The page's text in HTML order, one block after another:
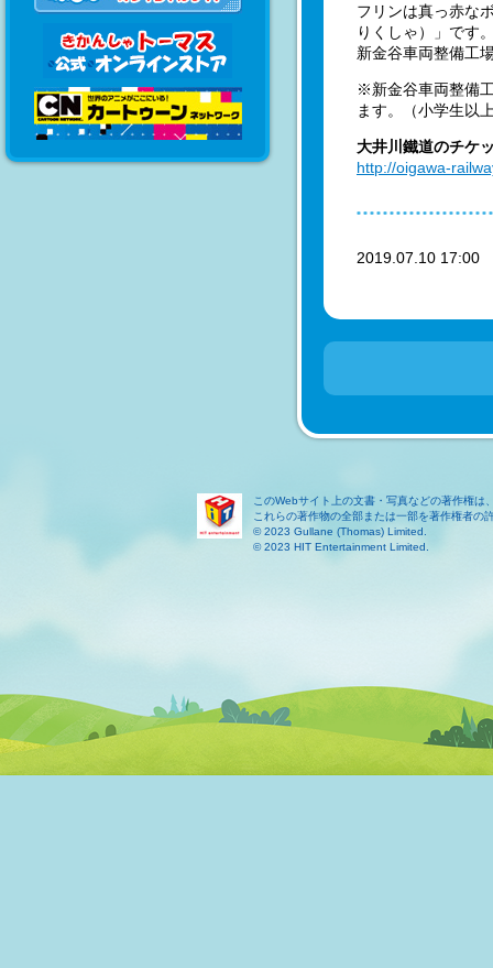
フリンは真っ赤な
りくしゃ）」です
新金谷車両整備工
※新金谷車両整備
ます。（小学生以
大井川鐵道のチケ
http://oigawa-
2019.07.10
このWebサイト上の文書・写真などの著作権
これらの著作物の全部または一部を著作権者の
© 2023 Gullane (Thomas) Limited.
© 2023 HIT Entertainment Limited.